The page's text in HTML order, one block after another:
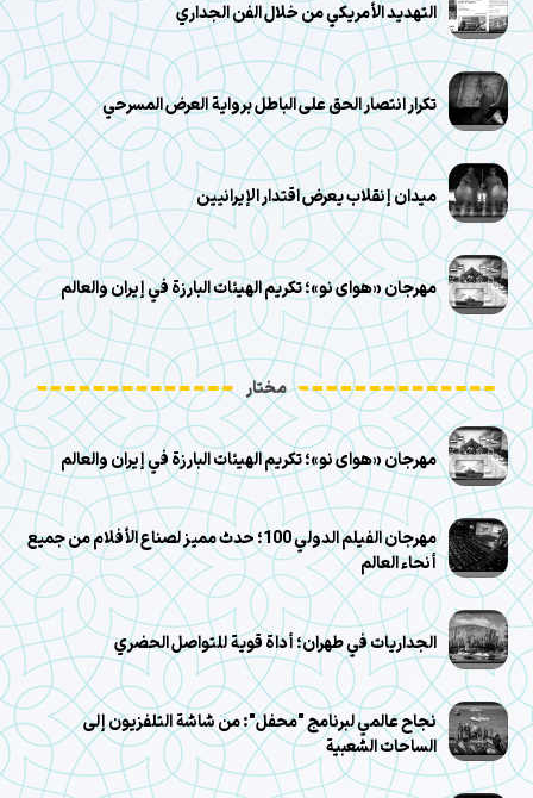
التهديد الأمريكي من خلال الفن الجداري
تكرار انتصار الحق على الباطل برواية العرض المسرحي
ميدان إنقلاب يعرض اقتدار الإيرانيين
مهرجان «هوای نو»؛ تكريم الهيئات البارزة في إيران والعالم
مختار
مهرجان «هوای نو»؛ تكريم الهيئات البارزة في إيران والعالم
مهرجان الفيلم الدولي 100؛ حدث مميز لصناع الأفلام من جميع
أنحاء العالم
الجداريات في طهران؛ أداة قوية للتواصل الحضري
نجاح عالمي لبرنامج "محفل": من شاشة التلفزيون إلى
الساحات الشعبية